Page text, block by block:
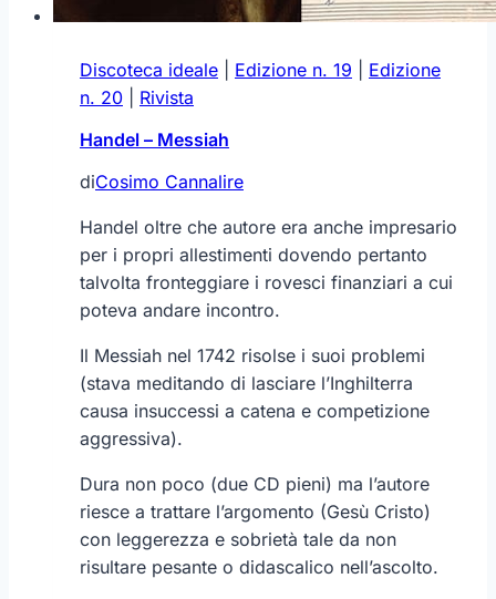
Discoteca ideale Edizione n. 19
Edizione
n. 20
Rivista
Handel – Messiah
diCosimo Cannalire
Handel oltre che autore era anche impresario
per i propri allestimenti dovendo pertanto
talvolta fronteggiare i rovesci finanziari a cui
poteva andare incontro.
Il Messiah nel 1742 risolse i suoi problemi
(stava meditando di lasciare l’Inghilterra
causa insuccessi a catena e competizione
aggressiva).
Dura non poco (due CD pieni) ma l’autore
riesce a trattare l’argomento (Gesù Cristo)
con leggerezza e sobrietà tale da non
risultare pesante o didascalico nell’ascolto.